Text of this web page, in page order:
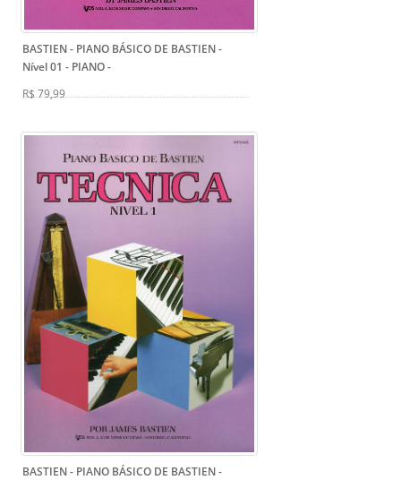
BASTIEN - PIANO BÁSICO DE BASTIEN -
Nível 01 - PIANO-
R$ 79,99
BASTIEN - PIANO BÁSICO DE BASTIEN -